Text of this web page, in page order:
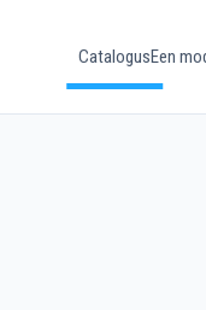
CatalogusEen